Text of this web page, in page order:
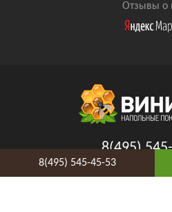
Отзывы о
8(495)
8(495) 545-45-53